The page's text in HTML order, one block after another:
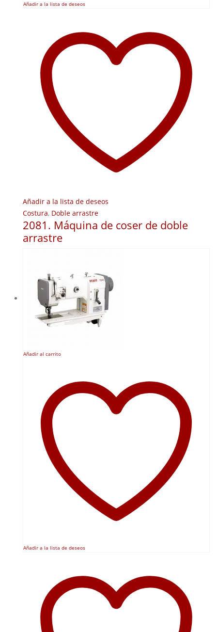
Añadir a la lista de deseos
Añadir a la lista de deseos
Costura, Doble arrastre
2081. Máquina de coser de doble
arrastre
Añadir al carrito
Añadir a la lista de deseos